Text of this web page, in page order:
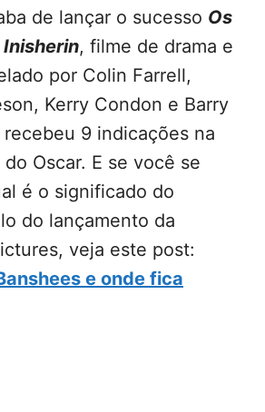
de lançar o sucesso Os
, filme de drama e
por Colin Farrell,
Kerry Condon e Barry
9 indicações na
Oscar. E se você se
é o significado do
do lançamento da
veja este post:
e onde fica